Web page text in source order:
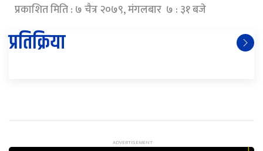
प्रकाशित मिति : ७ चैत्र २०७९, मंगलबार ७ : ३१ बजे
प्रतिक्रिया